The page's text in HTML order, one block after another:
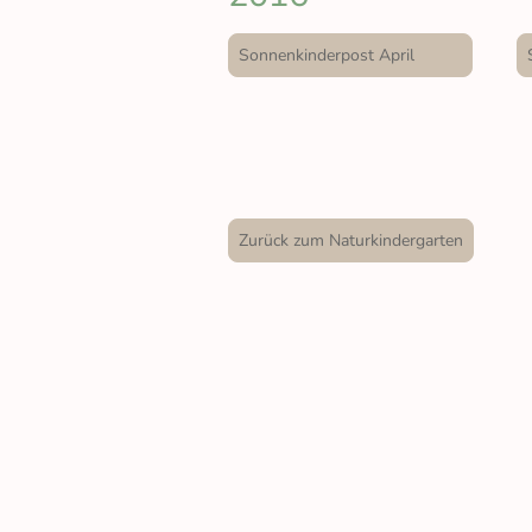
Sonnenkinderpost April
Zurück zum Naturkindergarten